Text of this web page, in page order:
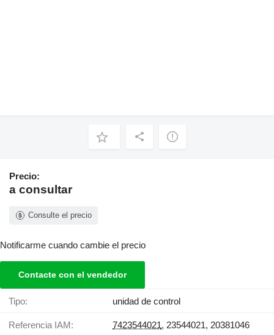
Precio:
a consultar
Consulte el precio
Notificarme cuando cambie el precio
Contacte con el vendedor
Tipo: unidad de control
Referencia IAM: 7423544021, 23544021, 20381046